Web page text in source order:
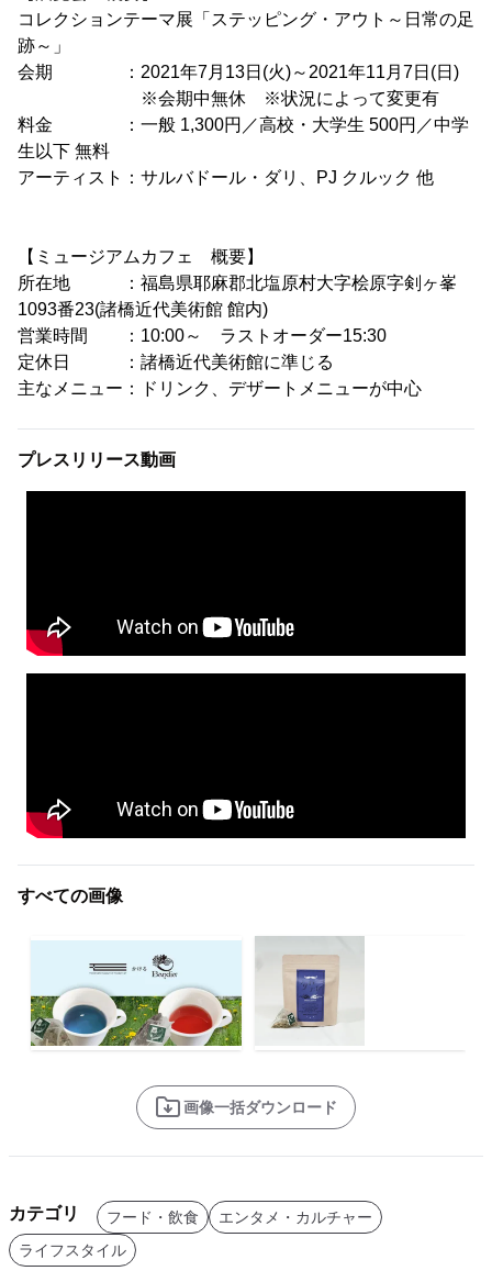
コレクションテーマ展「ステッピング・アウト～日常の足
跡～」
会期 ：2021年7月13日(火)～2021年11月7日(日)
※会期中無休 ※状況によって変更有
料金 ：一般 1,300円／高校・大学生 500円／中学
生以下 無料
アーティスト：サルバドール・ダリ、PJ クルック 他
【ミュージアムカフェ 概要】
所在地 ：福島県耶麻郡北塩原村大字桧原字剣ヶ峯
1093番23(諸橋近代美術館 館内)
営業時間 ：10:00～ ラストオーダー15:30
定休日 ：諸橋近代美術館に準じる
主なメニュー：ドリンク、デザートメニューが中心
プレスリリース動画
すべての画像
画像一括ダウンロード
カテゴリ フード・飲食
エンタメ・カルチャー
ライフスタイル